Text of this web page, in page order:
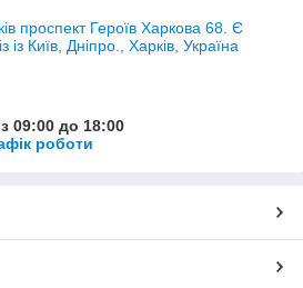
проспект Героїв Харкова 68. Є
із Київ, Дніпро., Харків, Україна
09:00 до 18:00
роботи